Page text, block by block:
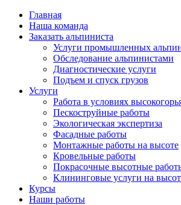
Главная
Наша команда
Заказать альпиниста
Услуги промышленных
Обследование альпинистами
Диагностические услуги
Подъем и спуск грузов
Услуги
Работа в условиях
Пескоструйные работы
Экологическая экспертиза
Фасадные работы
Монтажные работы на высоте
Кровельные работы
Покрасочные высотные
Клининговые услуги на
Курсы
Наши работы